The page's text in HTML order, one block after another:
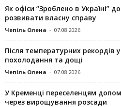
Як офіси “Зроблено в Україні”
розвивати власну справу
Чепіль Олена - 07.08.2026
Після температурних рекордів у
похолодання та дощі
Чепіль Олена - 07.08.2026
У Кременці переселенцям
через вирощування розсади